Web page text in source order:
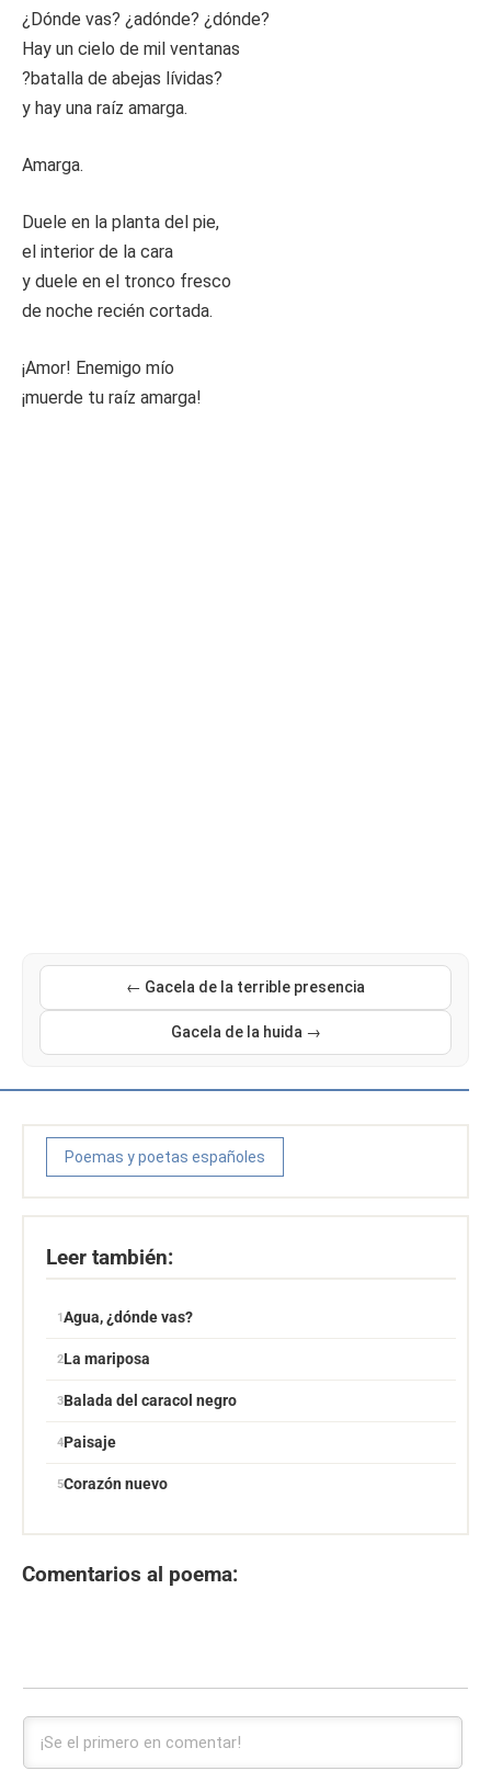
¿Dónde vas? ¿adónde? ¿dónde?
Hay un cielo de mil ventanas
?batalla de abejas lívidas?
y hay una raíz amarga.
Amarga.
Duele en la planta del pie,
el interior de la cara
y duele en el tronco fresco
de noche recién cortada.
¡Amor! Enemigo mío
¡muerde tu raíz amarga!
← Gacela de la terrible presencia
Gacela de la huida →
Poemas y poetas españoles
Leer también:
Agua, ¿dónde vas?
La mariposa
Balada del caracol negro
Paisaje
Corazón nuevo
Comentarios al poema: